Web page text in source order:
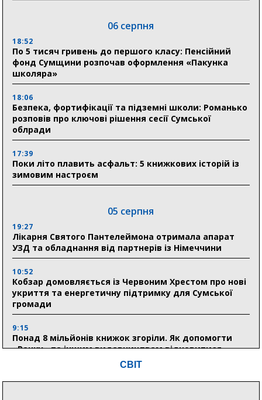
06 серпня
18:52
По 5 тисяч гривень до першого класу: Пенсійний
фонд Сумщини розпочав оформлення «Пакунка
школяра»
18:06
Безпека, фортифікації та підземні школи: Романько
розповів про ключові рішення сесії Сумської
облради
17:39
Поки літо плавить асфальт: 5 книжкових історій із
зимовим настроєм
05 серпня
19:27
Лікарня Святого Пантелеймона отримала апарат
УЗД та обладнання від партнерів із Німеччини
10:52
Кобзар домовляється із Червоним Хрестом про нові
укриття та енергетичну підтримку для Сумської
громади
9:15
Понад 8 мільйонів книжок згоріли. Як допомогти
«Ранку» та іншим видавництвам відновитися
04 серпня
СВІТ